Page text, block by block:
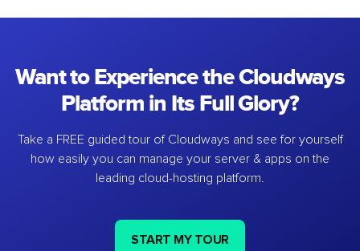
Want to Experience the Cloudways
Platform in Its Full Glory?
Take a FREE guided tour of Cloudways and see for yourself
how easily you can manage your server & apps on the
leading cloud-hosting platform.
START MY TOUR